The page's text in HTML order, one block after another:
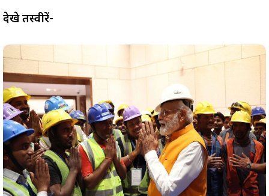
देखे तस्वीरें-